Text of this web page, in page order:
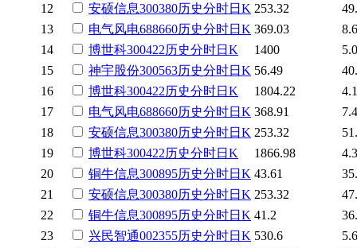
12
安硕信息300380历史分时日K 253.32
13
电气风电688660历史分时日K 369.03
14
博世科300422历史分时日K 1400
15
神宇股份300563历史分时日K 56.49
16
博世科300422历史分时日K 1804.22
17
电气风电688660历史分时日K 368.91
18
安硕信息300380历史分时日K 253.32
19
博世科300422历史分时日K 1866.98
20
铜牛信息300895历史分时日K 43.61
21
安硕信息300380历史分时日K 253.32
22
铜牛信息300895历史分时日K 41.2
23
兴民智通002355历史分时日K 530.6